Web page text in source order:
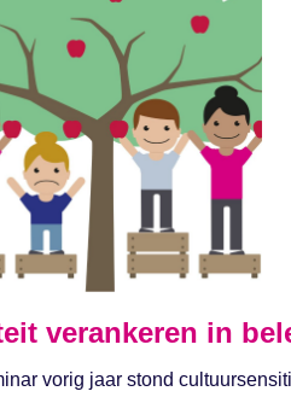
verankeren in
vorig jaar stond